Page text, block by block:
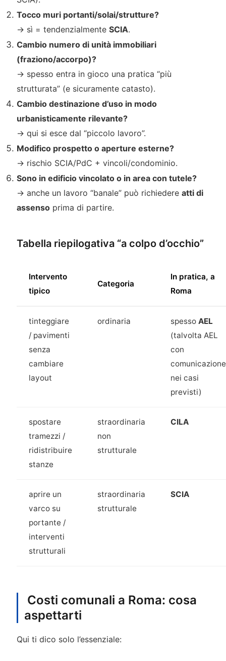
Tocco muri portanti/solai/strutture?
→ sì = tendenzialmente SCIA.
Cambio numero di unità immobiliari
(fraziono/accorpo)?
→ spesso entra in gioco una pratica “più
strutturata” (e sicuramente catasto).
Cambio destinazione d’uso in modo
urbanisticamente rilevante?
→ qui si esce dal “piccolo lavoro”.
Modifico prospetto o aperture esterne?
→ rischio SCIA/PdC + vincoli/condominio.
Sono in edificio vincolato o in area con tutele?
→ anche un lavoro “banale” può richiedere atti di
assensoprima di partire.
Tabella riepilogativa “a colpo d’occhio”
Intervento
tipico
Categoria
In pratica, a
Roma
tinteggiare
/ pavimenti
senza
cambiare
layout
ordinaria spessoAEL
(talvolta AEL
con
comunicazione
nei casi
previsti)
spostare
tramezzi /
ridistribuire
stanze
straordinaria
non
strutturale
CILA
aprire un
varco su
portante /
interventi
strutturali
straordinaria
strutturale
SCIA
Costi comunali a Roma: cosa
aspettarti
Qui ti dico solo l’essenziale: